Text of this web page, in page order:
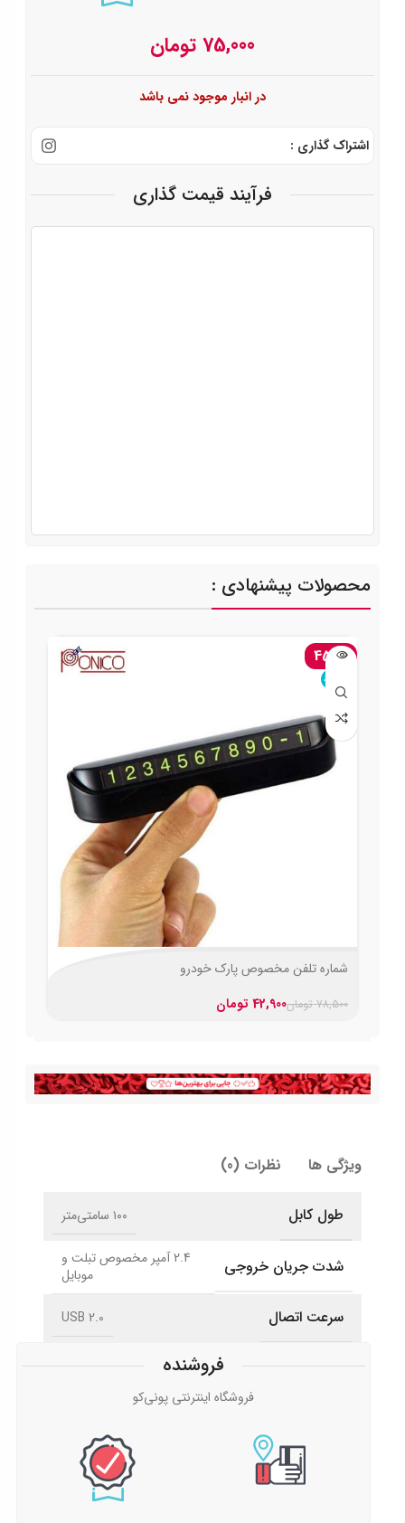
تومان
در انبار موجود نمی باشد
اشتراک گذاری :
فرآیند قیمت گذاری
محصولات پیشنهادی :
-45%
ناموجود
شماره تلفن مخصوص پارک خودرو
78,500 تومان42,900 تومان
ویژگی ها نظرات (0)
طول کابل ۱۰۰ سامتی‌متر
شدت جریان خروجی
2.4 آمپر مخصوص تبلت و
موبایل
سرعت اتصال USB 2.0
فروشنده
فروشگاه اینترنتی پونی‌کو